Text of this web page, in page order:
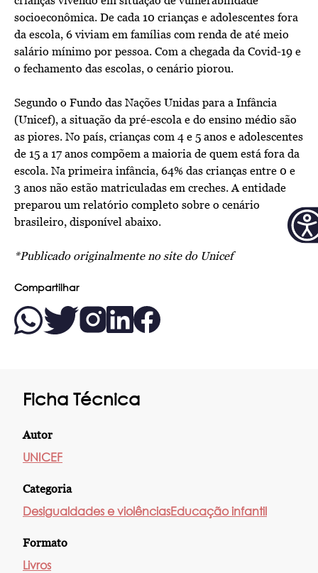
Ficha Técnica
Autor
UNICEF
Categoria
Desigualdades e violênciasEducação infantil
Formato
Livros
socioeconômica. De cada 10 crianças e adolescentes fora
da escola, 6 viviam em famílias com renda de até meio
salário mínimo por pessoa. Com a chegada da Covid-19 e
o fechamento das escolas, o cenário piorou.
Segundo o Fundo das Nações Unidas para a Infância
(Unicef), a situação da pré-escola e do ensino médio são
as piores. No país, crianças com 4 e 5 anos e adolescentes
de 15 a 17 anos compõem a maioria de quem está fora da
escola. Na primeira infância, 64% das crianças entre 0 e
3 anos não estão matriculadas em creches. A entidade
preparou um relatório completo sobre o cenário
brasileiro, disponível abaixo.
*Publicado originalmente no site do Unicef
Compartilhar